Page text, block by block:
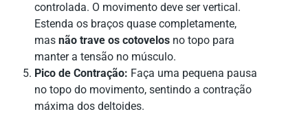
controlada. O movimento deve ser vertical.
Estenda os braços quase completamente,
mas não trave os cotovelos no topo para
manter a tensão no músculo.
Pico de Contração: Faça uma pequena pausa
no topo do movimento, sentindo a contração
máxima dos deltoides.